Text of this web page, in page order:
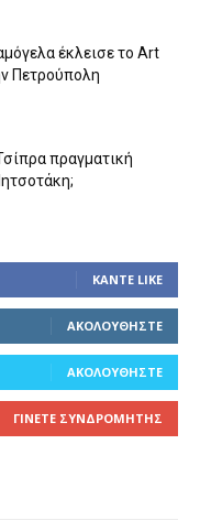
έκλεισε το Art
Πετρούπολη
πραγματική
ΚΆΝΤΕ LIKE
ΑΚΟΛΟΥΘΉΣΤΕ
ΑΚΟΛΟΥΘΉΣΤΕ
ΓΊΝΕΤΕ ΣΥΝΔΡΟΜΗΤΉΣ